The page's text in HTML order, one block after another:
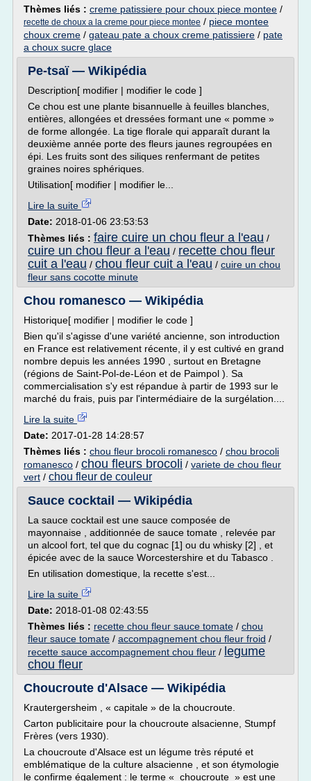
Thèmes liés : creme patissiere pour choux piece montee /
recette de choux a la creme pour piece montee / piece montee
choux creme / gateau pate a choux creme patissiere / pate
a choux sucre glace
Pe-tsaï — Wikipédia
Description[ modifier | modifier le code ]
Ce chou est une plante bisannuelle à feuilles blanches,
entières, allongées et dressées formant une « pomme »
de forme allongée. La tige florale qui apparaît durant la
deuxième année porte des fleurs jaunes regroupées en
épi. Les fruits sont des siliques renfermant de petites
graines noires sphériques.
Utilisation[ modifier | modifier le...
Lire la suite
Date: 2018-01-06 23:53:53
Thèmes liés : faire cuire un chou fleur a l'eau /
cuire un chou fleur a l'eau / recette chou fleur
cuit a l'eau / chou fleur cuit a l'eau / cuire un chou
fleur sans cocotte minute
Chou romanesco — Wikipédia
Historique[ modifier | modifier le code ]
Bien qu'il s'agisse d'une variété ancienne, son introduction
en France est relativement récente, il y est cultivé en grand
nombre depuis les années 1990 , surtout en Bretagne
(régions de Saint-Pol-de-Léon et de Paimpol ). Sa
commercialisation s'y est répandue à partir de 1993 sur le
marché du frais, puis par l'intermédiaire de la surgélation....
Lire la suite
Date: 2017-01-28 14:28:57
Thèmes liés : chou fleur brocoli romanesco / chou brocoli
romanesco / chou fleurs brocoli / variete de chou fleur
vert / chou fleur de couleur
Sauce cocktail — Wikipédia
La sauce cocktail est une sauce composée de
mayonnaise , additionnée de sauce tomate , relevée par
un alcool fort, tel que du cognac [1] ou du whisky [2] , et
épicée avec de la sauce Worcestershire et du Tabasco .
En utilisation domestique, la recette s'est...
Lire la suite
Date: 2018-01-08 02:43:55
Thèmes liés : recette chou fleur sauce tomate / chou
fleur sauce tomate / accompagnement chou fleur froid /
recette sauce accompagnement chou fleur / legume
chou fleur
Choucroute d'Alsace — Wikipédia
Krautergersheim , « capitale » de la choucroute.
Carton publicitaire pour la choucroute alsacienne, Stumpf
Frères (vers 1930).
La choucroute d'Alsace est un légume très réputé et
emblématique de la culture alsacienne , et son étymologie
le confirme également : le terme « choucroute » est une